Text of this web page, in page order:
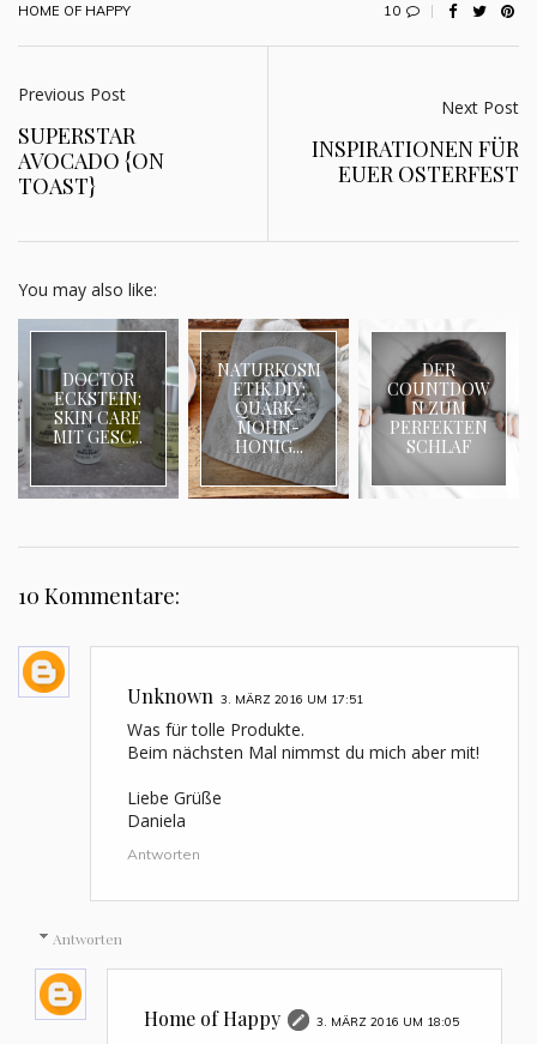
HOME OF HAPPY 10
Previous Post
SUPERSTAR
AVOCADO {ON
TOAST}
Next Post
INSPIRATIONEN FÜR
EUER OSTERFEST
You may also like:
DOCTOR
ECKSTEIN:
SKIN CARE
MIT GESC...
NATURKOSM
ETIK DIY:
QUARK-
MOHN-
HONIG...
DER
COUNTDOW
N ZUM
PERFEKTEN
SCHLAF
10 Kommentare:
Unknown 3. MÄRZ 2016 UM 17:51
Was für tolle Produkte.
Beim nächsten Mal nimmst du mich aber mit!
Liebe Grüße
Daniela
Antworten
Antworten
Home of Happy 3. MÄRZ 2016 UM 18:05